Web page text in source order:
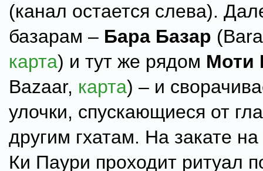
(канал остается слева).
базарам – Бара Базар
карта) и тут же рядом Моти
Bazaar, карта) – и
улочки, спускающиеся от
другим гхатам. На закате
Ки Паури проходит ритуал